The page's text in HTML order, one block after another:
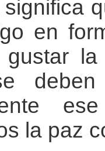
en
gustar
la paz